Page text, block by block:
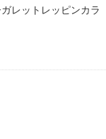
レットレッピンカラ